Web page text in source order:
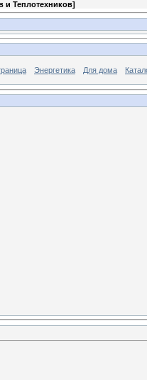
и Теплотехников]
Энергетика Для дома